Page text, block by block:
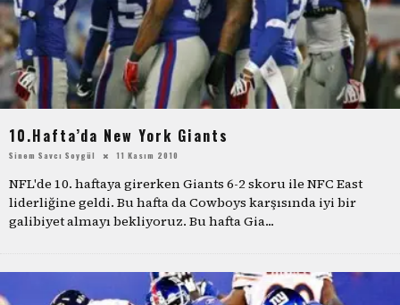
10.Hafta’da New York Giants
Sinem Savcı Soygül 11 Kasım 2010
NFL'de 10. haftaya girerken Giants 6-2 skoru ile NFC East
liderliğine geldi. Bu hafta da Cowboys karşısında iyi bir
galibiyet almayı bekliyoruz. Bu hafta Gia...